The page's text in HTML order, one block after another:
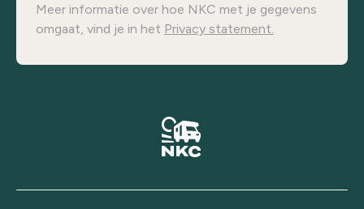
Meer informatie over hoe NKC met je gegevens
omgaat, vind je in het Privacy statement.